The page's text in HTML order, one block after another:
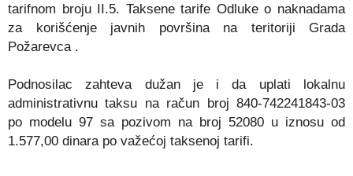
tarifnom brojuII.5. Taksene tarife Odlukeo naknadama
za korišćenje javnih površina na teritoriji Grada
Požarevca .
Podnosilac zahteva dužan je i da uplati lokalnu
administrativnu taksu na račun broj 840-742241843-03
po modelu 97 sa pozivom na broj 52080 u iznosu od
1.577,00 dinara po važećoj taksenoj tarifi.